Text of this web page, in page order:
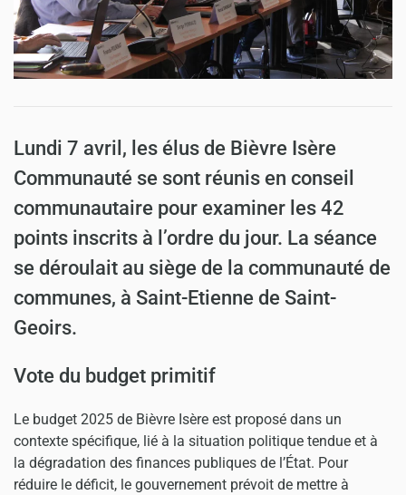
Lundi 7 avril, les élus de Bièvre Isère
Communauté se sont réunis en conseil
communautaire pour examiner les 42
points inscrits à l’ordre du jour. La séance
se déroulait au siège de la communauté de
communes, à Saint-Etienne de Saint-
Geoirs.
Vote du budget primitif
Le budget 2025 de Bièvre Isère est proposé dans un
contexte spécifique, lié à la situation politique tendue et à
la dégradation des finances publiques de l’État. Pour
réduire le déficit, le gouvernement prévoit de mettre à